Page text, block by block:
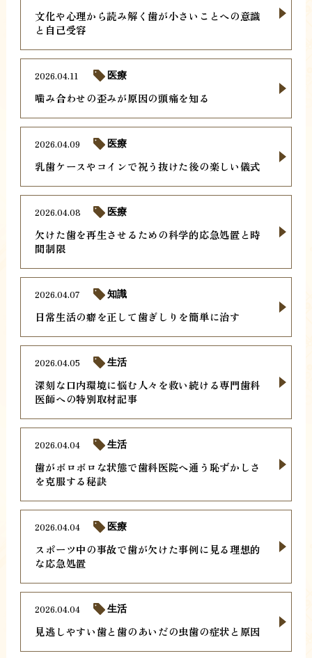
文化や心理から読み解く歯が小さいことへの意識
と自己受容
噛み合わせの歪みが原因の頭痛を知る
2026.04.11 医療
乳歯ケースやコインで祝う抜けた後の楽しい儀式
2026.04.09 医療
欠けた歯を再生させるための科学的応急処置と時
間制限
2026.04.08 医療
日常生活の癖を正して歯ぎしりを簡単に治す
2026.04.07 知識
深刻な口内環境に悩む人々を救い続ける専門歯科
医師への特別取材記事
2026.04.05 生活
歯がボロボロな状態で歯科医院へ通う恥ずかしさ
を克服する秘訣
2026.04.04 生活
スポーツ中の事故で歯が欠けた事例に見る理想的
な応急処置
2026.04.04 医療
見逃しやすい歯と歯のあいだの虫歯の症状と原因
2026.04.04 生活